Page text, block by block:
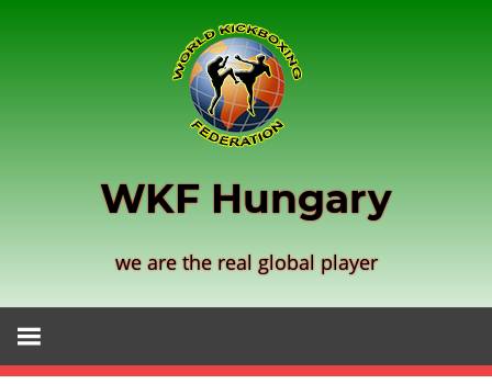
WKF Hungary
we are the real global player